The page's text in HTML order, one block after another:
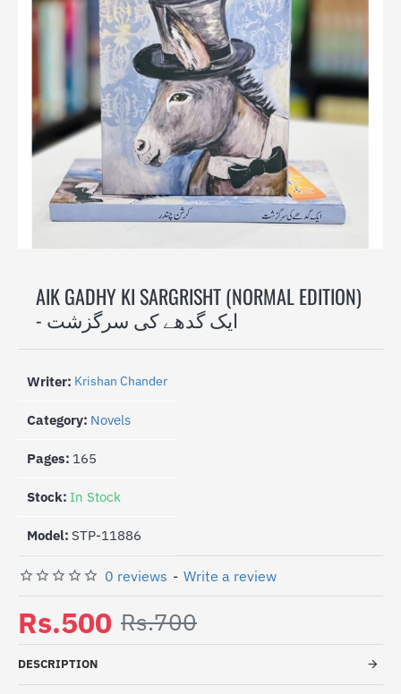
AIK GADHY KI SARGRISHT (NORMAL EDITION)
- ایک گدھے کی سرگزشت
Writer: Krishan Chander
Category: Novels
Pages: 165
Stock: In Stock
Model: STP-11886
0 reviews - Write a review
Rs.500 Rs.700
DESCRIPTION